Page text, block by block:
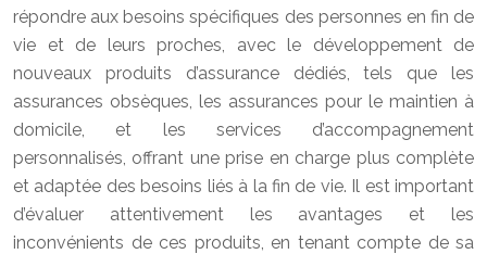
répondre aux besoins spécifiques des personnes en fin de
vie et de leurs proches, avec le développement de
nouveaux produits d’assurance dédiés, tels que les
assurances obsèques, les assurances pour le maintien à
domicile, et les services d’accompagnement
personnalisés, offrant une prise en charge plus complète
et adaptée des besoins liés à la fin de vie. Il est important
d’évaluer attentivement les avantages et les
inconvénients de ces produits, en tenant compte de sa